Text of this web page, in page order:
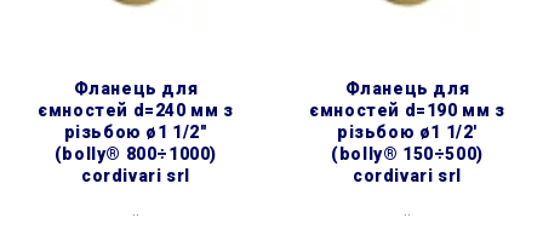
фланець для
ємностей d=240 мм з
різьбою ø1 1/2″
(bolly® 800÷1000)
cordivari srl
фланець для
ємностей d=190 мм з
різьбою ø1 1/2'
(bolly® 150÷500)
cordivari srl